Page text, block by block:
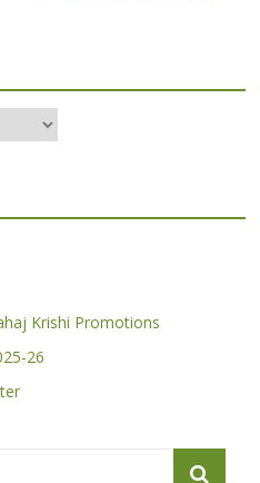
Krishi Promotions
26